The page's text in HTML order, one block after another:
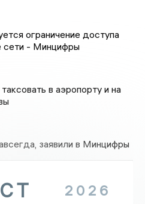
ограничение доступа
сети - Минцифры
в аэропорту и на
заявили в Минцифры
2026